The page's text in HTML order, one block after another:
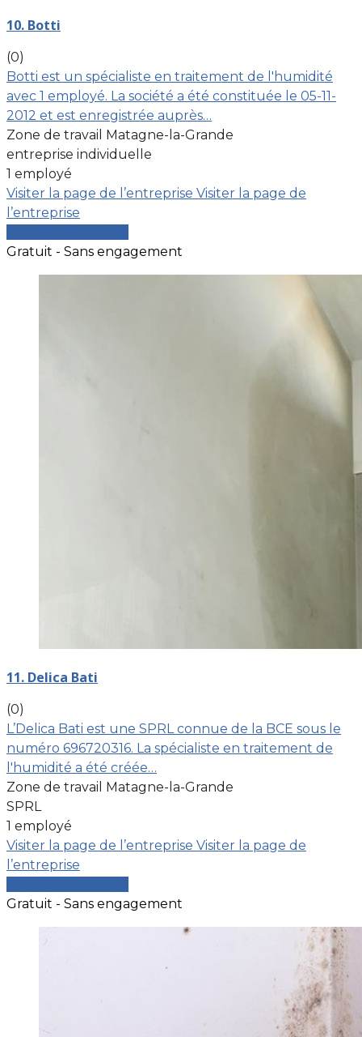
10. Botti
(0)
Botti est un spécialiste en traitement de l'humidité
avec 1 employé. La société a été constituée le 05-11-
2012 et est enregistrée auprès…
Zone de travail Matagne-la-Grande
entreprise individuelle
1 employé
Visiter la page de l’entreprise Visiter la page de
l’entreprise
Gratuit - Sans engagement
11. Delica Bati
(0)
L’Delica Bati est une SPRL connue de la BCE sous le
numéro 696720316. La spécialiste en traitement de
l'humidité a été créée…
Zone de travail Matagne-la-Grande
SPRL
1 employé
Visiter la page de l’entreprise Visiter la page de
l’entreprise
Gratuit - Sans engagement